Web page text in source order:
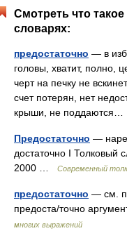
Смотреть что
словарях:
предостаточно — в
головы, хватит, полно,
черт на печку не
счет потерян, нет
крыши, не
Предостаточно —
достаточно I
2000 …
Современный
предостаточно — см.
предоста/точно
многих выражений